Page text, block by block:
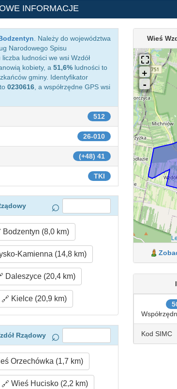
INFORMACJE
. Należy do województwa
Narodowego Spisu
ludności we wsi Wzdół
kobiety, a 51,6% ludności to
gminy. Identyfikator
to 0230616 , a współrzędne GPS wsi
512
26-010
(+48) 41
TKI
Bodzentyn (8,0 km)
Kamienna (14,8 km)
Daleszyce (20,4 km)
Kielce (20,9 km)
Rządowy
Orzechówka (1,7 km)
Wieś Hucisko (2,2 km)
Wieś
Kod SIMC